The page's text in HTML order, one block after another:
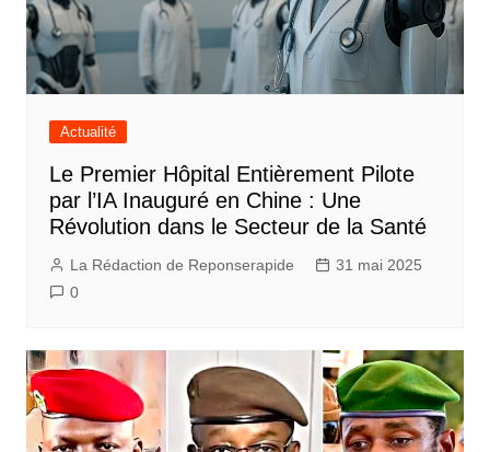
Actualité
Le Premier Hôpital Entièrement Pilote
par l’IA Inauguré en Chine : Une
Révolution dans le Secteur de la Santé
La Rédaction de Reponserapide
31 mai 2025
0